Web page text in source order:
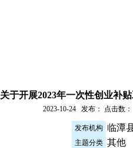
关于开展2023年一次性创业补
2023-10-24 发布： 点击数：
发布机构 临潭
主题分类 其他